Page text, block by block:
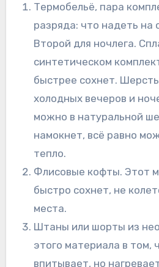
Термобельё, пара
разряда: что надеть на
Второй для ночлега.
синтетическом
быстрее сохнет.
холодных вечеров и
можно в натуральной
намокнет, всё равно
тепло.
Флисовые кофты. Этот
быстро сохнет, не
места.
Штаны или шорты из
этого материала в том,
впитывает, но